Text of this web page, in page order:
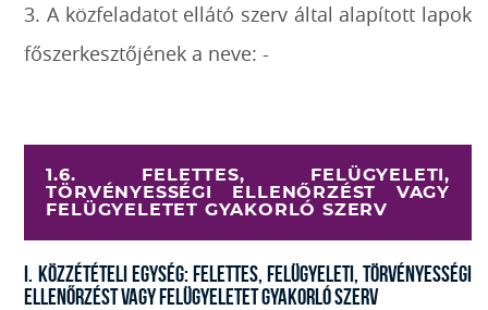
3. A közfeladatot ellátó szerv által alapított lapok
főszerkesztőjének a neve: -
1.6. FELETTES, FELÜGYELETI,
TÖRVÉNYESSÉGI ELLENŐRZÉST VAGY
FELÜGYELETET GYAKORLÓ SZERV
I. Közzétételi egység: Felettes, felügyeleti, törvényességi
ellenőrzést vagy felügyeletet gyakorló szerv